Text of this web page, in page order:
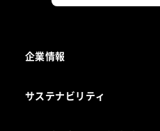
企業情報
サステナビリティ